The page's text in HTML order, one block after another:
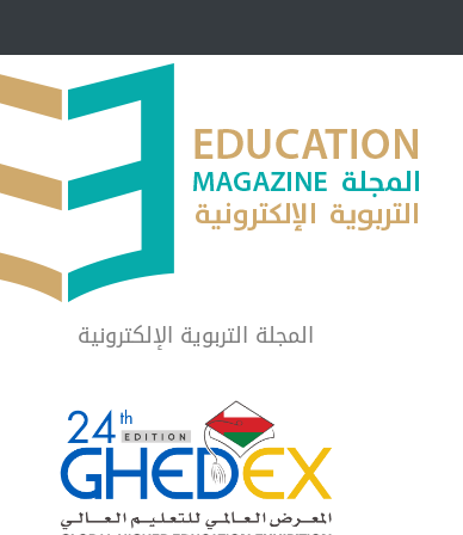
شراكة مجتمعية لمجمع تعليمي
الشهداء والمتفوقين
لماذا تعد برامج توعية الأطفال بخصوصية الجسد
المجلة التربوية الإلكترونية